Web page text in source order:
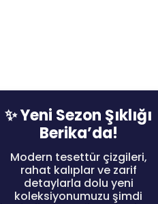
✨ Yeni Sezon Şıklığı
Berika’da!
Modern tesettür çizgileri,
rahat kalıplar ve zarif
detaylarla dolu yeni
koleksiyonumuzu şimdi